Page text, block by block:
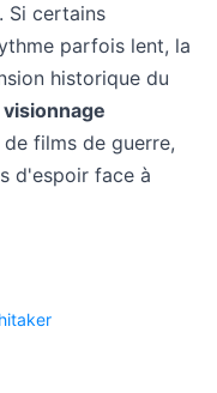
. Si certains
parfois lent, la
historique du
visionnage
films de guerre,
d'espoir face à